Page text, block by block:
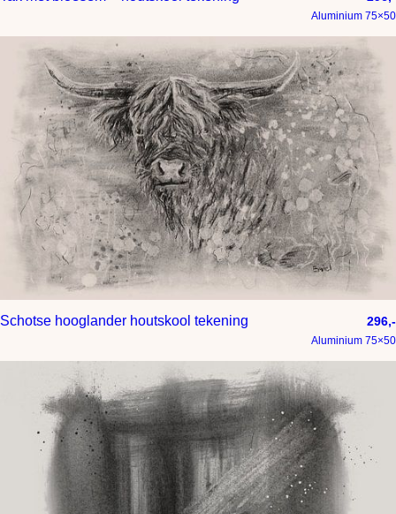
Aluminium 75×50
Schotse hooglander houtskool tekening 296,-
Aluminium 75×50